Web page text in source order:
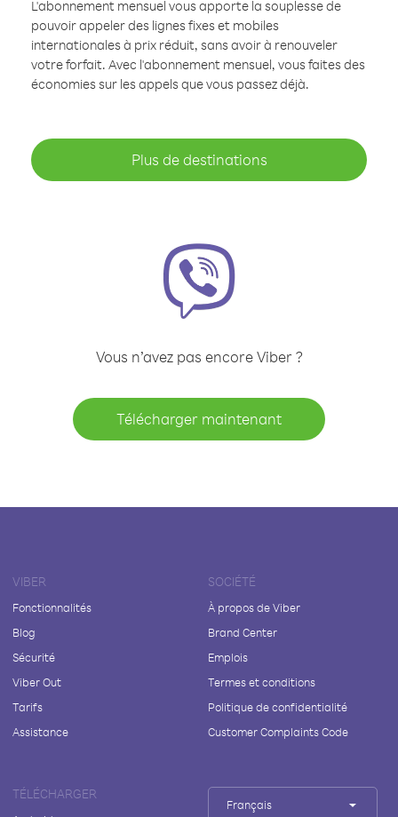
L'abonnement mensuel vous apporte la souplesse de
pouvoir appeler des lignes fixes et mobiles
internationales à prix réduit, sans avoir à renouveler
votre forfait. Avec l'abonnement mensuel, vous faites des
économies sur les appels que vous passez déjà.
Plus de destinations
Vous n’avez pas encore Viber ?
Télécharger maintenant
VIBER
Fonctionnalités
Blog
Sécurité
Viber Out
Tarifs
Assistance
SOCIÉTÉ
À propos de Viber
Brand Center
Emplois
Termes et conditions
Politique de confidentialité
Customer Complaints Code
TÉLÉCHARGER
Français